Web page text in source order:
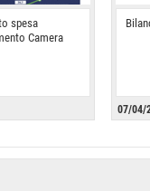
spesa
Camera
07/04/